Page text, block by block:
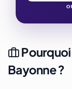
Bayonne ?